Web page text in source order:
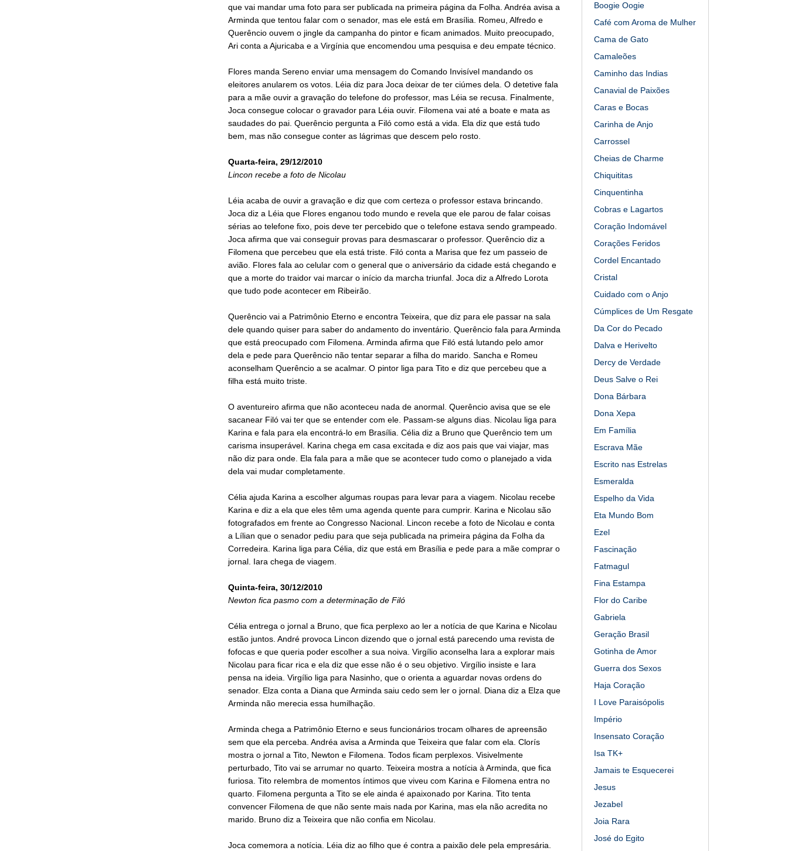
que vai mandar uma foto para ser publicada na primeira página da Folha. Andréa avisa a
Arminda que tentou falar com o senador, mas ele está em Brasília. Romeu, Alfredo e
Querêncio ouvem o jingle da campanha do pintor e ficam animados. Muito preocupado,
Ari conta a Ajuricaba e a Virgínia que encomendou uma pesquisa e deu empate técnico.
Flores manda Sereno enviar uma mensagem do Comando Invisível mandando os
eleitores anularem os votos. Léia diz para Joca deixar de ter ciúmes dela. O detetive fala
para a mãe ouvir a gravação do telefone do professor, mas Léia se recusa. Finalmente,
Joca consegue colocar o gravador para Léia ouvir. Filomena vai até a boate e mata as
saudades do pai. Querêncio pergunta a Filó como está a vida. Ela diz que está tudo
bem, mas não consegue conter as lágrimas que descem pelo rosto.
Quarta-feira, 29/12/2010
Lincon recebe a foto de Nicolau
Léia acaba de ouvir a gravação e diz que com certeza o professor estava brincando.
Joca diz a Léia que Flores enganou todo mundo e revela que ele parou de falar coisas
sérias ao telefone fixo, pois deve ter percebido que o telefone estava sendo grampeado.
Joca afirma que vai conseguir provas para desmascarar o professor. Querêncio diz a
Filomena que percebeu que ela está triste. Filó conta a Marisa que fez um passeio de
avião. Flores fala ao celular com o general que o aniversário da cidade está chegando e
que a morte do traidor vai marcar o início da marcha triunfal. Joca diz a Alfredo Lorota
que tudo pode acontecer em Ribeirão.
Querêncio vai a Patrimônio Eterno e encontra Teixeira, que diz para ele passar na sala
dele quando quiser para saber do andamento do inventário. Querêncio fala para Arminda
que está preocupado com Filomena. Arminda afirma que Filó está lutando pelo amor
dela e pede para Querêncio não tentar separar a filha do marido. Sancha e Romeu
aconselham Querêncio a se acalmar. O pintor liga para Tito e diz que percebeu que a
filha está muito triste.
O aventureiro afirma que não aconteceu nada de anormal. Querêncio avisa que se ele
sacanear Filó vai ter que se entender com ele. Passam-se alguns dias. Nicolau liga para
Karina e fala para ela encontrá-lo em Brasília. Célia diz a Bruno que Querêncio tem um
carisma insuperável. Karina chega em casa excitada e diz aos pais que vai viajar, mas
não diz para onde. Ela fala para a mãe que se acontecer tudo como o planejado a vida
dela vai mudar completamente.
Célia ajuda Karina a escolher algumas roupas para levar para a viagem. Nicolau recebe
Karina e diz a ela que eles têm uma agenda quente para cumprir. Karina e Nicolau são
fotografados em frente ao Congresso Nacional. Lincon recebe a foto de Nicolau e conta
a Lílian que o senador pediu para que seja publicada na primeira página da Folha da
Corredeira. Karina liga para Célia, diz que está em Brasília e pede para a mãe comprar o
jornal. Iara chega de viagem.
Quinta-feira, 30/12/2010
Newton fica pasmo com a determinação de Filó
Célia entrega o jornal a Bruno, que fica perplexo ao ler a notícia de que Karina e Nicolau
estão juntos. André provoca Lincon dizendo que o jornal está parecendo uma revista de
fofocas e que queria poder escolher a sua noiva. Virgílio aconselha Iara a explorar mais
Nicolau para ficar rica e ela diz que esse não é o seu objetivo. Virgílio insiste e Iara
pensa na ideia. Virgílio liga para Nasinho, que o orienta a aguardar novas ordens do
senador. Elza conta a Diana que Arminda saiu cedo sem ler o jornal. Diana diz a Elza que
Arminda não merecia essa humilhação.
Arminda chega a Patrimônio Eterno e seus funcionários trocam olhares de apreensão
sem que ela perceba. Andréa avisa a Arminda que Teixeira que falar com ela. Clorís
mostra o jornal a Tito, Newton e Filomena. Todos ficam perplexos. Visivelmente
perturbado, Tito vai se arrumar no quarto. Teixeira mostra a notícia à Arminda, que fica
furiosa. Tito relembra de momentos íntimos que viveu com Karina e Filomena entra no
quarto. Filomena pergunta a Tito se ele ainda é apaixonado por Karina. Tito tenta
convencer Filomena de que não sente mais nada por Karina, mas ela não acredita no
marido. Bruno diz a Teixeira que não confia em Nicolau.
Joca comemora a notícia. Léia diz ao filho que é contra a paixão dele pela empresária.
Boogie Oogie
Café com Aroma de Mulher
Cama de Gato
Camaleões
Caminho das Indias
Canavial de Paixões
Caras e Bocas
Carinha de Anjo
Carrossel
Cheias de Charme
Chiquititas
Cinquentinha
Cobras e Lagartos
Coração Indomável
Corações Feridos
Cordel Encantado
Cristal
Cuidado com o Anjo
Cúmplices de Um Resgate
Da Cor do Pecado
Dalva e Herivelto
Dercy de Verdade
Deus Salve o Rei
Dona Bárbara
Dona Xepa
Em Família
Escrava Mãe
Escrito nas Estrelas
Esmeralda
Espelho da Vida
Eta Mundo Bom
Ezel
Fascinação
Fatmagul
Fina Estampa
Flor do Caribe
Gabriela
Geração Brasil
Gotinha de Amor
Guerra dos Sexos
Haja Coração
I Love Paraisópolis
Império
Insensato Coração
Isa TK+
Jamais te Esquecerei
Jesus
Jezabel
Joia Rara
José do Egito